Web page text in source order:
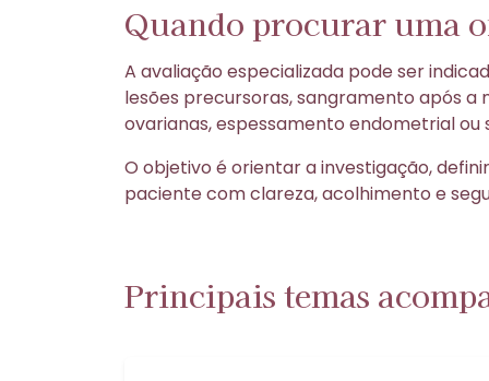
Quando procurar uma
A avaliação especializada pode ser
lesões precursoras, sangramento após a
ovarianas, espessamento endometrial
O objetivo é orientar a investigação,
paciente com clareza, acolhimento e
Principais temas